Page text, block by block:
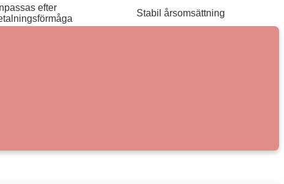
efter
Stabil årsomsättning